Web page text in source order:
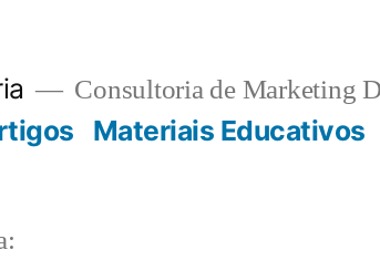
Consultoria de Marketing
Materiais Educativos